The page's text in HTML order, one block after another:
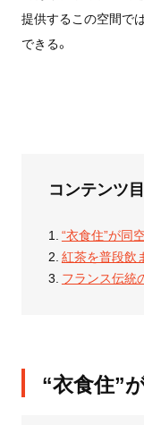
提供するこの空間で
できる。
コンテンツ
“衣食住”が同
紅茶を普段飲
フランス伝統
“衣食住”